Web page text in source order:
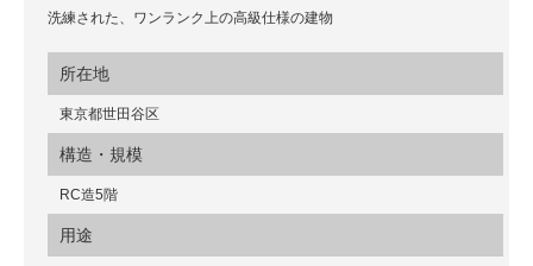
洗練された、ワンランク上の高級仕様の建物
所在地
東京都世田谷区
構造・規模
RC造5階
用途